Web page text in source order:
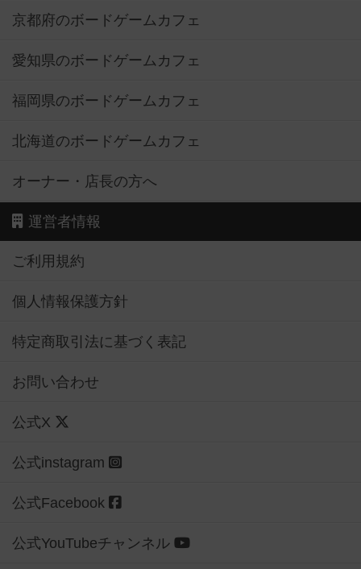
京都府のボードゲームカフェ
愛知県のボードゲームカフェ
福岡県のボードゲームカフェ
北海道のボードゲームカフェ
オーナー・店長の方へ
運営者情報
ご利用規約
個人情報保護方針
特定商取引法に基づく表記
お問い合わせ
公式X
公式instagram
公式Facebook
公式YouTubeチャンネル